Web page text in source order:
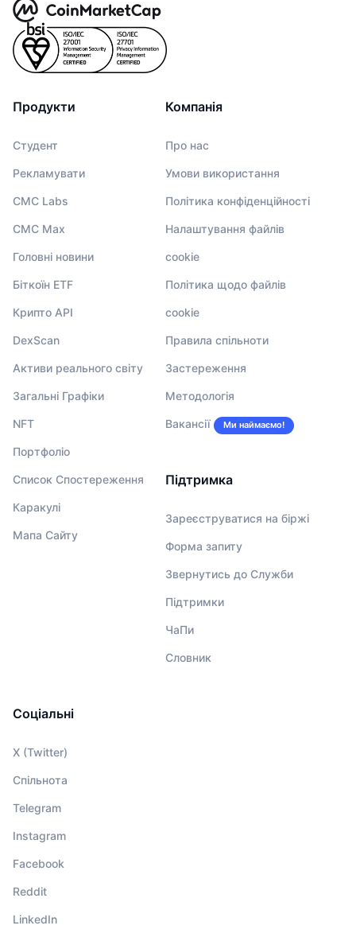
Продукти
Студент
Рекламувати
CMC Labs
CMC Max
Головні новини
Біткоїн ETF
Крипто API
DexScan
Активи реального світу
Загальні Графіки
NFT
Портфоліо
Список Спостереження
Каракулі
Мапа Сайту
Компанія
Про нас
Умови використання
Політика конфіденційності
Налаштування файлів
cookie
Політика щодо файлів
cookie
Правила спільноти
Застереження
Методологія
Вакансії Ми наймаємо!
Підтримка
Зареєструватися на біржі
Форма запиту
Звернутись до Служби
Підтримки
ЧаПи
Словник
Соціальні
X (Twitter)
Спільнота
Telegram
Instagram
Facebook
Reddit
LinkedIn